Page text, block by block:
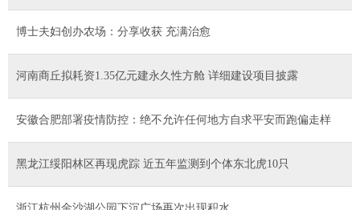
博士夫妇创办农场：分享收获 充满治愈
河南商丘拟耗资1.35亿元建永久性方舱 详细建设项目披露
安徽合肥部署疫情防控：绝不允许任何地方自求平安而跑偏走样
黑龙江绥阳林区再现虎踪 近五年监测到个体东北虎10只